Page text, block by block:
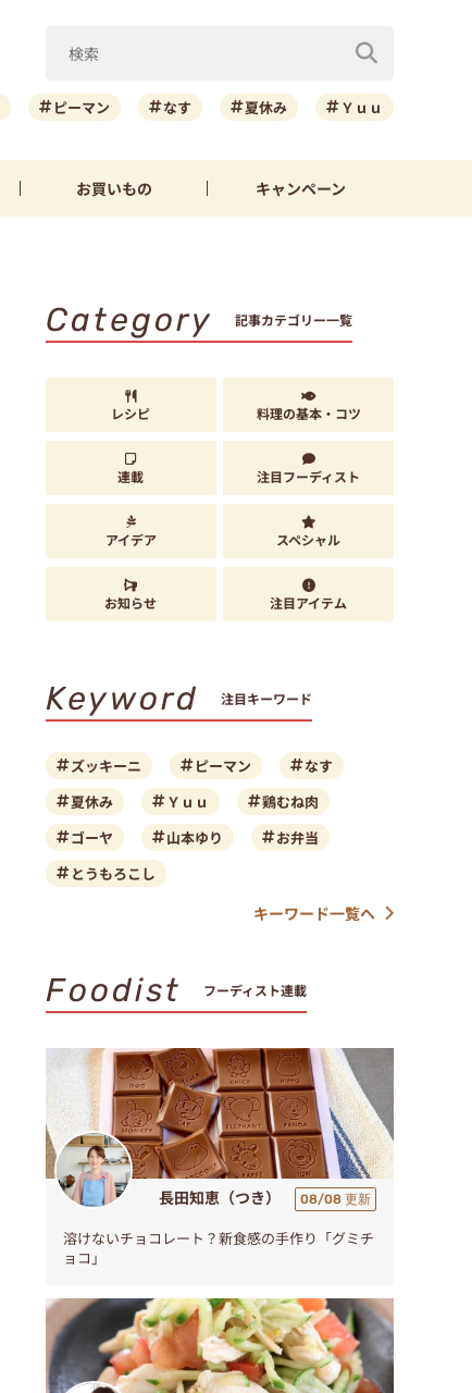
ピーマン なす 夏休み Ｙｕｕ
お買いもの キャンペーン
Category 記事カテゴリー一覧
レシピ 料理の基本・コツ
連載 注目フーディスト
アイデア スペシャル
お知らせ 注目アイテム
Keyword 注目キーワード
ズッキーニ ピーマン
なす
夏休み
Ｙｕｕ
鶏むね肉
ゴーヤ
山本ゆり
お弁当
とうもろこし
キーワード一覧へ
Foodist フーディスト連載
長田知恵（つき） 08/08 更新
溶けないチョコレート？新食感の手作り「グミチ
ョコ」